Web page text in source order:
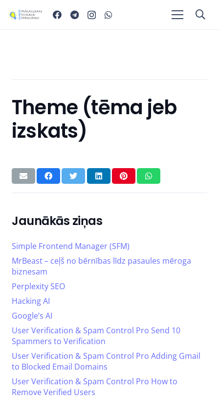
Theme (tēma jeb
izskats)
Jaunākās ziņas
Simple Frontend Manager (SFM)
MrBeast – ceļš no bērnības līdz pasaules mēroga
biznesam
Perplexity SEO
Hacking AI
Google’s AI
User Verification & Spam Control Pro Send 10
Spammers to Verification
User Verification & Spam Control Pro Adding Gmail
to Blocked Email Domains
User Verification & Spam Control Pro How to
Remove Verified Users